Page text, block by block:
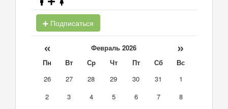
Подписаться
« Февраль 2026 »
Пн Вт Ср Чт Пт Сб
Вс
26
27 28 29 30 31
1
2
3 4 5 6 7
8